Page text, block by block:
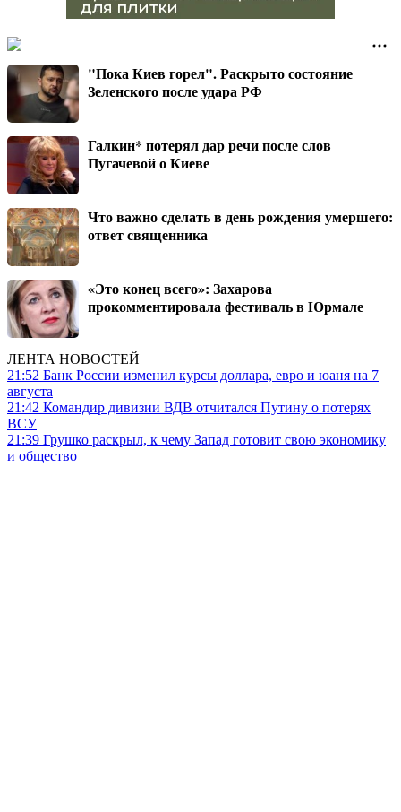
"Пока Киев горел". Раскрыто состояние
Зеленского после удара РФ
Галкин* потерял дар речи после слов
Пугачевой о Киеве
Что важно сделать в день рождения умершего:
ответ священника
«Это конец всего»: Захарова
прокомментировала фестиваль в Юрмале
ЛЕНТА НОВОСТЕЙ
21:52 Банк России изменил курсы доллара, евро и юаня на 7
августа
21:42 Командир дивизии ВДВ отчитался Путину о потерях
ВСУ
21:39 Грушко раскрыл, к чему Запад готовит свою экономику
и общество